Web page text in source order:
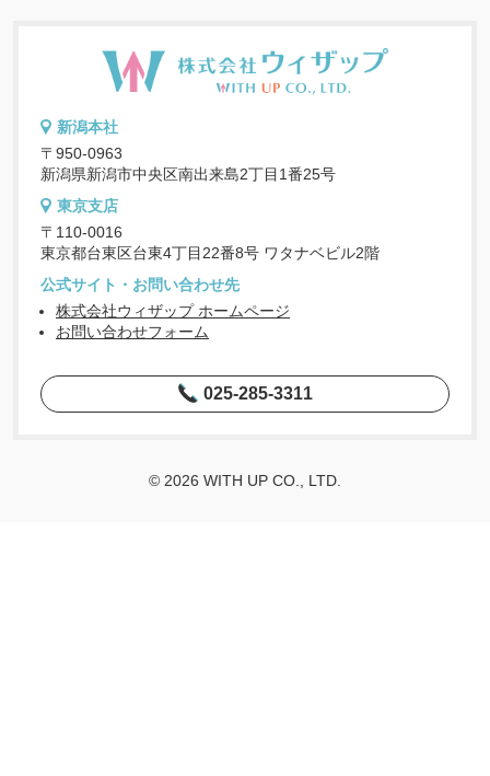
新潟本社
〒950-0963
新潟県新潟市中央区南出来島2丁目1番25号
東京支店
〒110-0016
東京都台東区台東4丁目22番8号 ワタナベビル2階
公式サイト・お問い合わせ先
株式会社ウィザップ ホームページ
お問い合わせフォーム
025-285-3311
© 2026 WITH UP CO., LTD.